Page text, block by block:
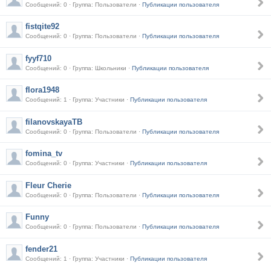
Сообщений: 0 · Группа: Пользователи · Публикации пользователя
fistqite92
Сообщений: 0 · Группа: Пользователи · Публикации пользователя
fyyf710
Сообщений: 0 · Группа: Школьники · Публикации пользователя
flora1948
Сообщений: 1 · Группа: Участники · Публикации пользователя
filanovskayaTB
Сообщений: 0 · Группа: Пользователи · Публикации пользователя
fomina_tv
Сообщений: 0 · Группа: Участники · Публикации пользователя
Fleur Cherie
Сообщений: 0 · Группа: Пользователи · Публикации пользователя
Funny
Сообщений: 0 · Группа: Пользователи · Публикации пользователя
fender21
Сообщений: 1 · Группа: Участники · Публикации пользователя